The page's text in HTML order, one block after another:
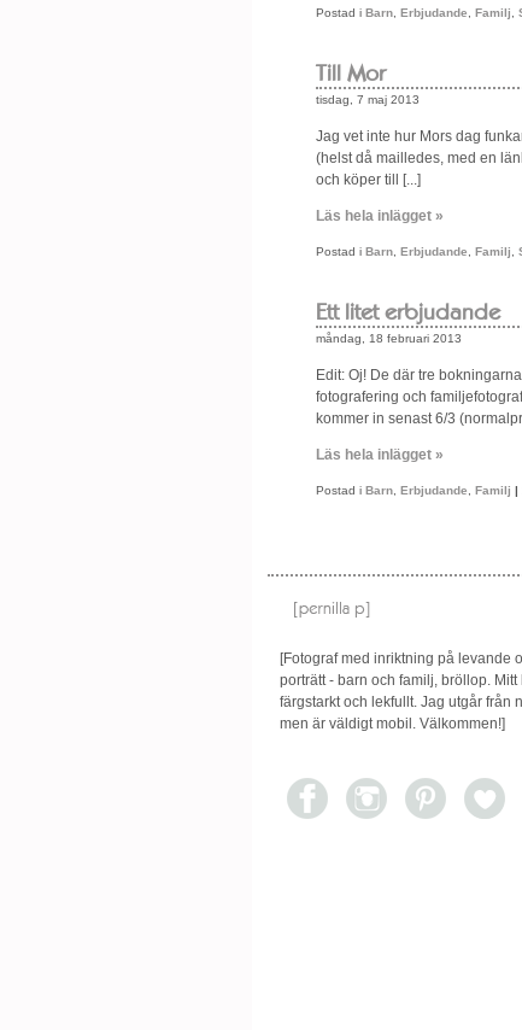
Postad i Barn Erbjudande Familj
Till Mor
tisdag, 7 maj 2013
Jag vet inte hur Mors dag
(helst då mailledes, med en
och köper till [...]
Läs hela inlägget »
Postad i Barn Erbjudande Familj
Ett litet erbjudande
måndag, 18 februari 2013
Edit: Oj! De där tre
fotografering och
kommer in senast 6/3
Läs hela inlägget »
Postad i Barn Erbjudande Familj |
[Fotograf med inriktning på levande
porträtt - barn och familj, bröllop.
färgstarkt och lekfullt. Jag utgår från
men är väldigt mobil. Välkommen!]